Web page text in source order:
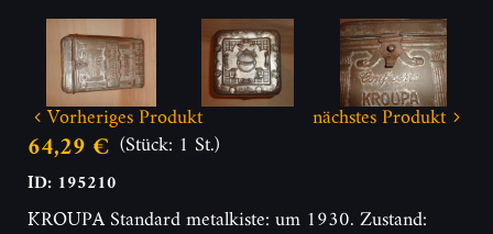
Vorheriges Produkt nächstes Produkt
64,29 € (Stück: 1 St.)
ID: 195210
KROUPA Standard metalkiste: um 1930. Zustand: